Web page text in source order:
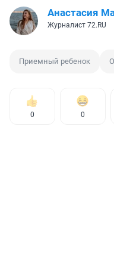
Анастасия
Журналист 72.RU
Приемный ребенок
0 0